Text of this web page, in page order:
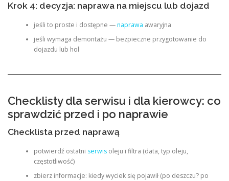
Krok 4: decyzja: naprawa na miejscu lub dojazd
jeśli to proste i dostępne —naprawa awaryjna
jeśli wymaga demontażu — bezpieczne przygotowanie do
dojazdu lub hol
Checklisty dla serwisu i dla kierowcy: co
sprawdzić przed i po naprawie
Checklista przed naprawą
potwierdź ostatni serwisoleju i filtra (data, typ oleju,
częstotliwość)
zbierz informacje: kiedy wyciek się pojawił (po deszczu? po